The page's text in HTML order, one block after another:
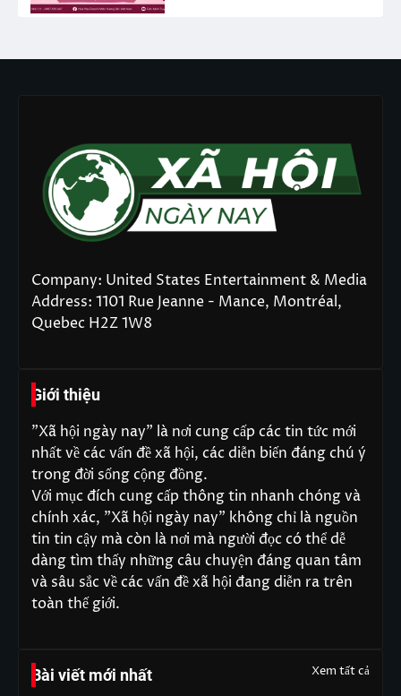
Company: United States Entertainment & Media
Address: 1101 Rue Jeanne - Mance, Montréal,
Quebec H2Z 1W8
Giới thiệu
"Xã hội ngày nay" là nơi cung cấp các tin tức mới
nhất về các vấn đề xã hội, các diễn biến đáng chú ý
trong đời sống cộng đồng.
Với mục đích cung cấp thông tin nhanh chóng và
chính xác, "Xã hội ngày nay" không chỉ là nguồn
tin tin cậy mà còn là nơi mà người đọc có thể dễ
dàng tìm thấy những câu chuyện đáng quan tâm
và sâu sắc về các vấn đề xã hội đang diễn ra trên
toàn thế giới.
Bài viết mới nhất Xem tất cả